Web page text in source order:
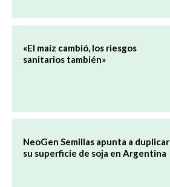
«El maíz cambió, los riesgos
sanitarios también»
NeoGen Semillas apunta a duplicar
su superficie de soja en Argentina